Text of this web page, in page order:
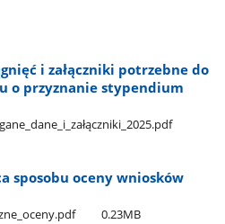
i załączniki potrzebne do
o przyznanie stypendium
sposobu oceny wniosków
0.23MB